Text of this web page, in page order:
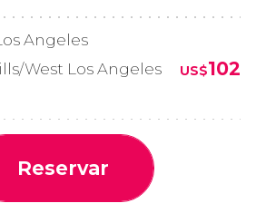
Angeles
West Los Angeles
US$102
Reservar